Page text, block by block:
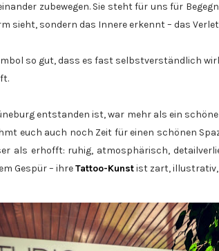
zubewegen. Sie steht für uns für
sieht, sondern das Innere erkennt – das
so gut, dass es fast selbstverständlich
entstanden ist, war mehr als ein
euch auch noch Zeit für einen schönen
als erhofft: ruhig, atmosphärisch,
Gespür – ihreTattoo-Kunstist zart, illustrativ,